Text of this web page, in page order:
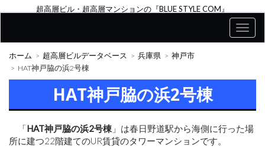
超高層ビル・超高層マンションの『BLUE STYLE COM』
ホーム 超高層ビルデータベース 兵庫県
神戸市
HAT神戸脇の浜2号棟
HAT神戸脇の浜2号棟
「HAT神戸脇の浜2号棟 」は春日野道駅から海側に行った場
所に建つ22階建てのUR賃貸のタワーマンションです。